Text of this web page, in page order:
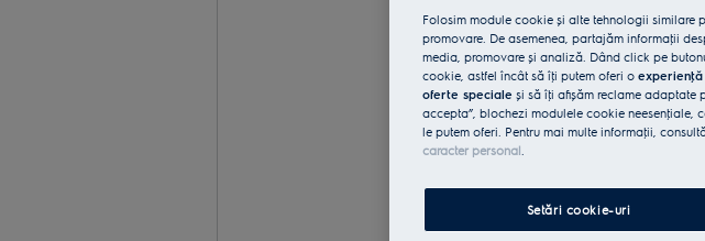
Folosim module cookie și alte tehnologii similare
promovare. De asemenea, partajăm informaţii
media, promovare și analiză. Dând click pe
cookie, astfel încât să îţi putem oferi o
oferte speciale și să îţi afișăm reclame adaptate
accepta”, blochezi modulele cookie neesenţiale,
le putem oferi. Pentru mai multe informaţii,
caracter personal.
Setări cookie-uri